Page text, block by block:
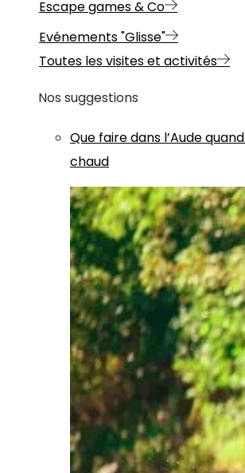
Escape games & Co
Evénements "Glisse"
Toutes les visites et activités
Nos suggestions
Que faire dans l’Aude
chaud